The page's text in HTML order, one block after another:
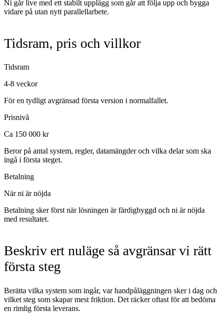
Ni går live med ett stabilt upplägg som går att följa upp och bygga
vidare på utan nytt parallellarbete.
Tidsram, pris och villkor
Tidsram
4-8 veckor
För en tydligt avgränsad första version i normalfallet.
Prisnivå
Ca 150 000 kr
Beror på antal system, regler, datamängder och vilka delar som ska
ingå i första steget.
Betalning
När ni är nöjda
Betalning sker först när lösningen är färdigbyggd och ni är nöjda
med resultatet.
Beskriv ert nuläge så avgränsar vi rätt
första steg
Berätta vilka system som ingår, var handpåläggningen sker i dag och
vilket steg som skapar mest friktion. Det räcker oftast för att bedöma
en rimlig första leverans.